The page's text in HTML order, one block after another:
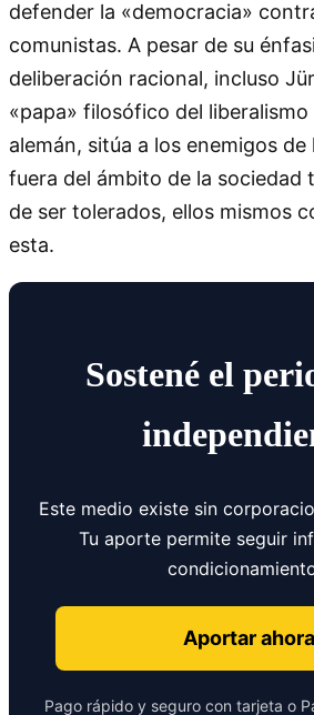
defender la «democracia»
comunistas. A pesar de su
deliberación racional, incluso
«papa» filosófico del
alemán, sitúa a los enemigos de
fuera del ámbito de la sociedad
de ser tolerados, ellos mismos
esta.
Sostené el
Este medio existe sin
Tu aporte permite seguir
Aportar ahora
Pago rápido y seguro con tarjeta o